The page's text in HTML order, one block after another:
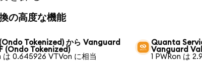
の高度な機能
Tokenized) から Vanguard
(Ondo Tokenized)
は 0.645926 VTVon に相当
Quanta
Vanguard
1 PWRon は